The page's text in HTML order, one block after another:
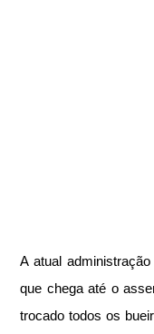
A atual
que chega até o
trocado todos os